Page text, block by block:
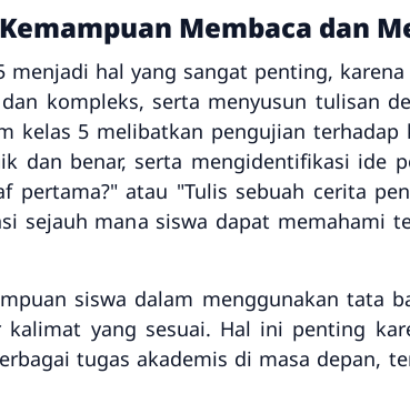
Membaca dan
hal yang sangat penting,
kompleks, serta menyusun tulisan
kelas 5 melibatkan pengujian terhadap
dan benar, serta mengidentifikasi ide
pertama?" atau "Tulis sebuah cerita
sejauh mana siswa dapat memahami
siswa dalam menggunakan tata
yang sesuai. Hal ini penting
tugas akademis di masa depan,